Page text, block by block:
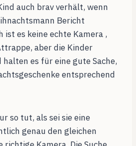
auch brav verhält, wenn
Bericht
es keine echte Kamera ,
aber die Kinder
es für eine gute Sache,
entsprechend
so tut, als sei sie eine
genau den gleichen